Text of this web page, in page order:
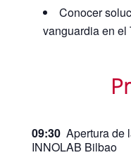
Conocer
vanguardia en el
09:30 Apertura de
INNOLAB Bilbao